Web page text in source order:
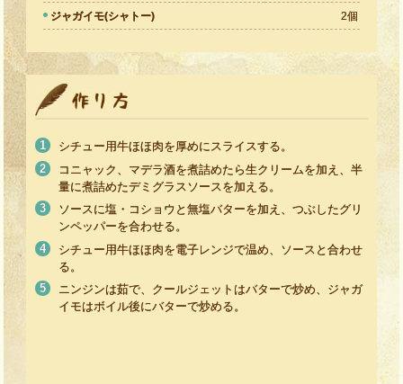
ジャガイモ(シャトー) 2個
シチュー用牛ほほ肉を厚めにスライスする。
コニャック、マデラ酒を煮詰めたら生クリームを加え、半
量に煮詰めたデミグラスソースを加える。
ソースに塩・コショウと無塩バターを加え、つぶしたグリ
ンペッパーを合わせる。
シチュー用牛ほほ肉を電子レンジで温め、ソースと合わせ
る。
ニンジンは茹で、クールジェットはバターで炒め、ジャガ
イモはボイル後にバターで炒める。